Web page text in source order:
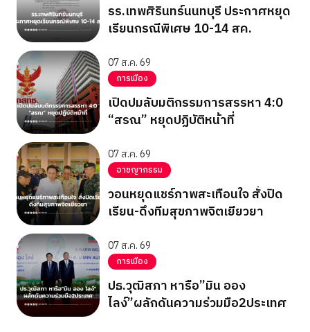
รร.เทพศิรินทร์นนทบุรี ประกาศหยุด
เรียนกรณีพิเศษ 10-14 สค.
07 ส.ค. 69
การเมือง
เปิดปมลับมติกรรมการสรรหา 4:0
“สรณ” หยุดปฏิบัติหน้าที่
07 ส.ค. 69
อาชญากรรม
วอนหยุดแชร์ภาพสะเทือนใจ สั่งปิด
เรียน-ดึงทีมสุขภาพจิตเยียวยา
07 ส.ค. 69
การเมือง
ปธ.วุฒิสภา หารือ”มิน ออง
ไลง์”ผลักดันความร่วมมือ2ประเทศ